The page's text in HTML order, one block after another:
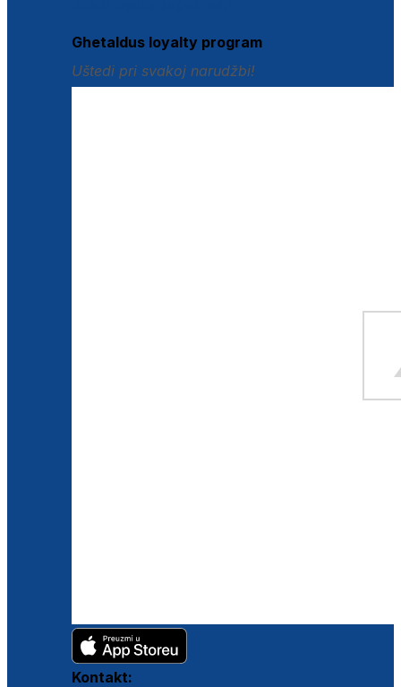
Ghetaldus loyalty program
Uštedi pri svakoj narudžbi!
Kontakt: